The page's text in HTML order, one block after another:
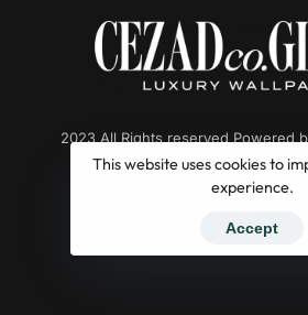
2023 All Rights reserved Powered
This website uses cookies to
experience.
Accept